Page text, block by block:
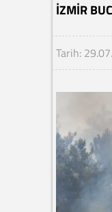
İZMIR
Tarih: